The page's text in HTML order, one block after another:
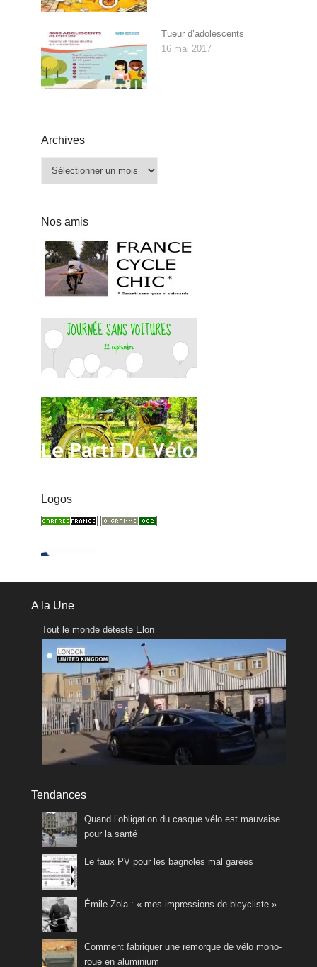
Tueur d’adolescents
16 mai 2017
Archives
Nos amis
Logos
A la Une
Tout le monde déteste Elon
Tendances
Quand l’obligation du casque vélo est mauvaise
pour la santé
Le faux PV pour les bagnoles mal garées
Émile Zola : « mes impressions de bicycliste »
Comment fabriquer une remorque de vélo mono-
roue en aluminium